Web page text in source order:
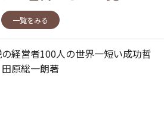
一覧をみる
の経営者100人の世界一短い成功哲
原総一朗著